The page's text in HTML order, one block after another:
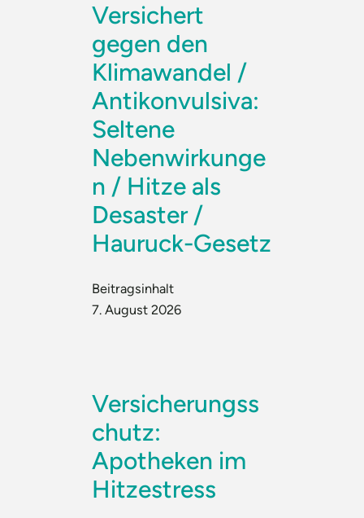
Versichert
gegen den
Klimawandel /
Antikonvulsiva:
Seltene
Nebenwirkunge
n / Hitze als
Desaster /
Hauruck-Gesetz
Beitragsinhalt
7. August 2026
Versicherungss
chutz:
Apotheken im
Hitzestress